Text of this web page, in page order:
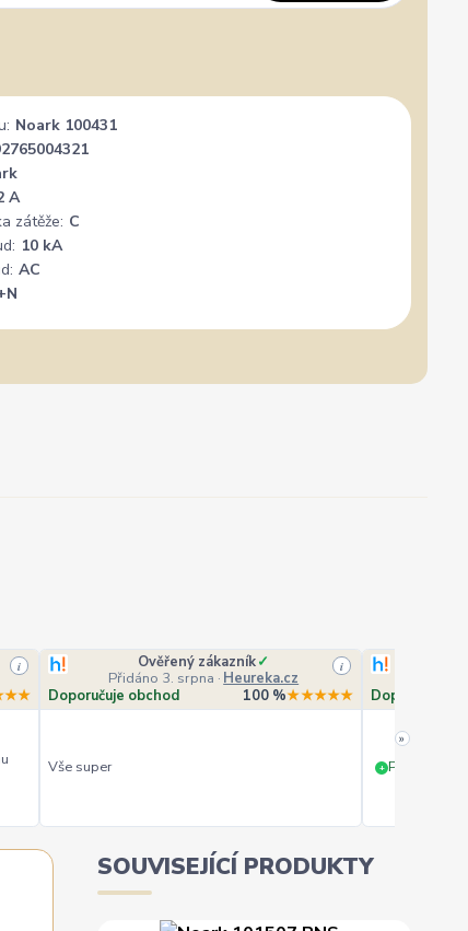
Noark 100431
A
zátěže: C
10 kA
AC
i Ověřený zákazník✓
Přidáno 3. srpna · Heureka.cz
i
Doporučuje obchod 100 %★★★★★
Vše super
Doporučuje
+ PERFEKTNÍ
»
SOUVISEJÍCÍ PRODUKTY